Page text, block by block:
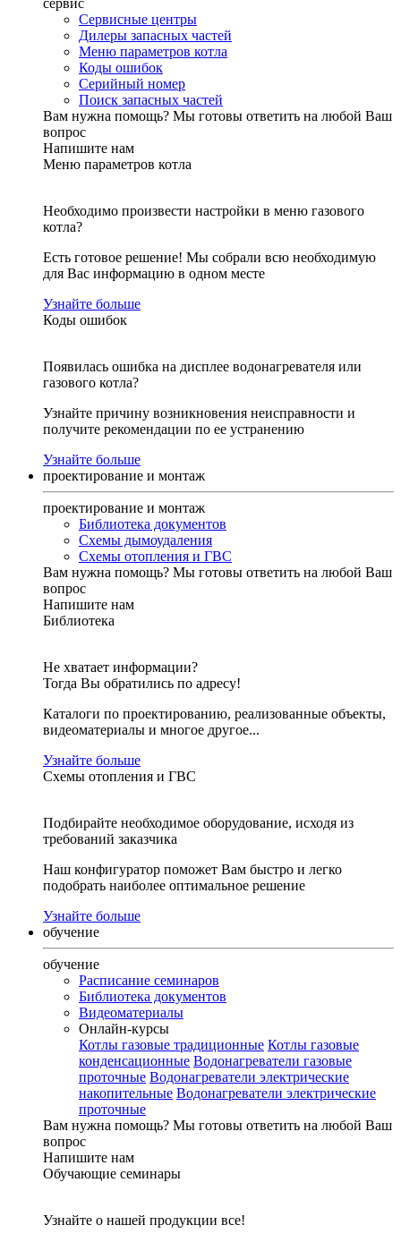
сервис
Сервисные центры
Дилеры запасных частей
Меню параметров котла
Коды ошибок
Серийный номер
Поиск запасных частей
Вам нужна помощь? Мы готовы ответить на любой Ваш
вопрос
Напишите нам
Меню параметров котла
Необходимо произвести настройки в меню газового
котла?
Есть готовое решение! Мы собрали всю необходимую
для Вас информацию в одном месте
Узнайте больше
Коды ошибок
Появилась ошибка на дисплее водонагревателя или
газового котла?
Узнайте причину возникновения неисправности и
получите рекомендации по ее устранению
Узнайте больше
проектирование и монтаж
проектирование и монтаж
Библиотека документов
Схемы дымоудаления
Схемы отопления и ГВС
Вам нужна помощь? Мы готовы ответить на любой Ваш
вопрос
Напишите нам
Библиотека
Не хватает информации?
Тогда Вы обратились по адресу!
Каталоги по проектированию, реализованные объекты,
видеоматериалы и многое другое...
Узнайте больше
Схемы отопления и ГВС
Подбирайте необходимое оборудование, исходя из
требований заказчика
Наш конфигуратор поможет Вам быстро и легко
подобрать наиболее оптимальное решение
Узнайте больше
обучение
обучение
Расписание семинаров
Библиотека документов
Видеоматериалы
Онлайн-курсы
Котлы газовые традиционные Котлы газовые
конденсационные Водонагреватели газовые
проточные Водонагреватели электрические
накопительные Водонагреватели электрические
проточные
Вам нужна помощь? Мы готовы ответить на любой Ваш
вопрос
Напишите нам
Обучающие семинары
Узнайте о нашей продукции все!